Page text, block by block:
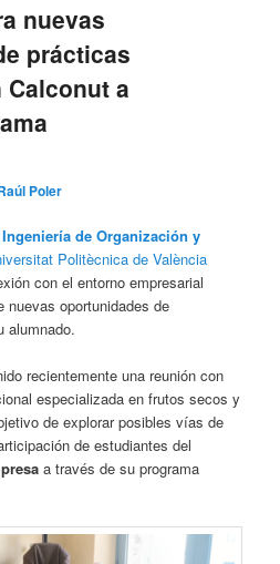
nuevas
prácticas
Calconut a
Poler
de Organización y
Politècnica de València
con el entorno empresarial
nuevas oportunidades de
alumnado.
recientemente una reunión con
especializada en frutos secos y
de explorar posibles vías de
de estudiantes del
a través de su programa